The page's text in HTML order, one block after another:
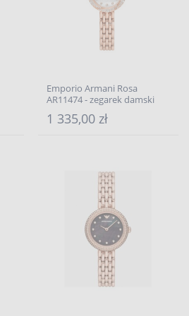
Emporio Armani Rosa
AR11474 - zegarek damski
1 335,00 zł